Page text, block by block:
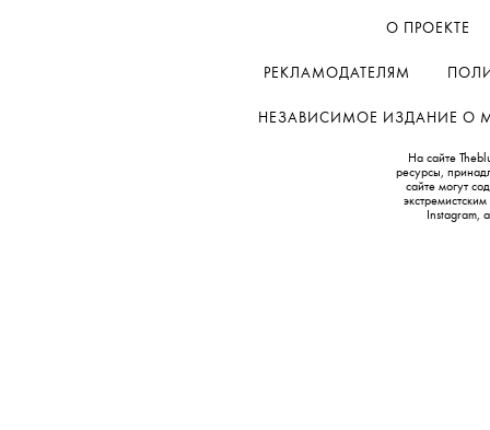
О ПРОЕКТЕ
РЕКЛАМОДАТЕЛЯМ
НЕЗАВИСИМОЕ ИЗДАНИЕ О
На сайте
ресурсы,
сайте могут
Instagram,